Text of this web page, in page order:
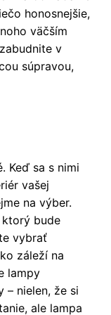
honosnejšie,
väčším
v
súpravou,
Keď sa s nimi
vašej
na výber.
bude
vybrať
záleží na
lampy
– nielen, že si
ale lampa